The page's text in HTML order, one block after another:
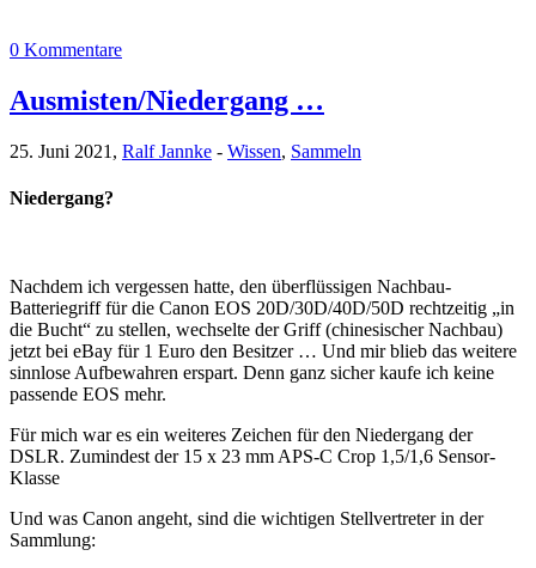
0 Kommentare
Ausmisten/Niedergang …
25. Juni 2021, Ralf Jannke - Wissen, Sammeln
Niedergang?
Nachdem ich vergessen hatte, den überflüssigen Nachbau-
Batteriegriff für die Canon EOS 20D/30D/40D/50D rechtzeitig „in
die Bucht“ zu stellen, wechselte der Griff (chinesischer Nachbau)
jetzt bei eBay für 1 Euro den Besitzer … Und mir blieb das weitere
sinnlose Aufbewahren erspart. Denn ganz sicher kaufe ich keine
passende EOS mehr.
Für mich war es ein weiteres Zeichen für den Niedergang der
DSLR. Zumindest der 15 x 23 mm APS-C Crop 1,5/1,6 Sensor-
Klasse
Und was Canon angeht, sind die wichtigen Stellvertreter in der
Sammlung: